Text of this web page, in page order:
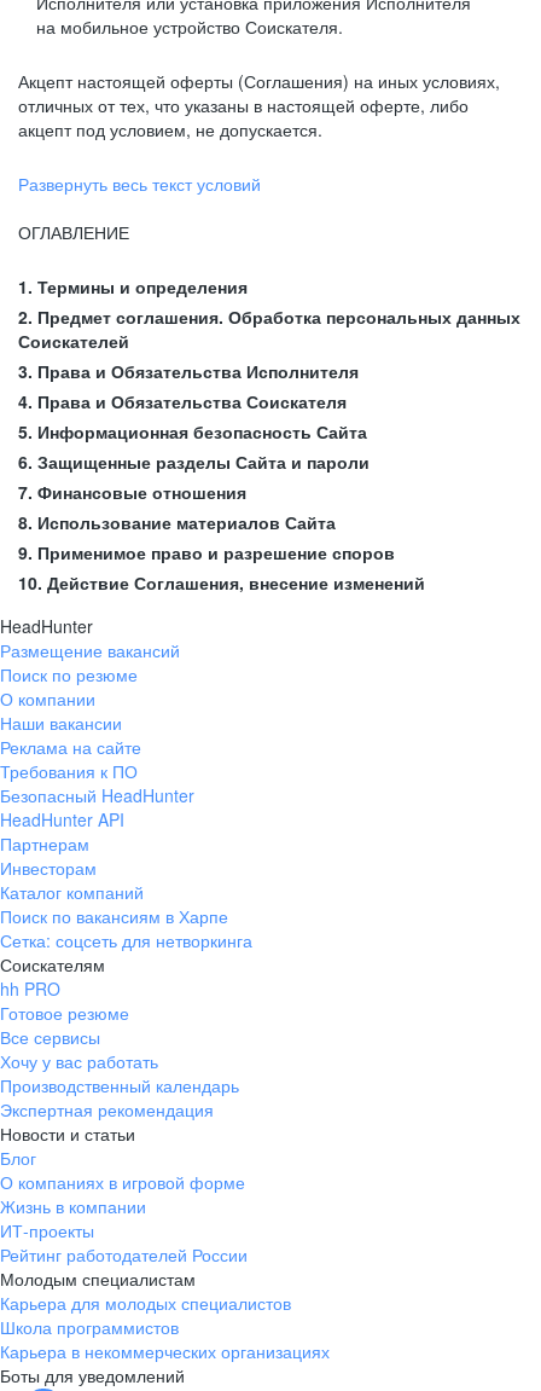
на мобильное устройство Соискателя.
Акцепт настоящей оферты (Соглашения) на иных условиях,
отличных от тех, что указаны в настоящей оферте, либо
акцепт под условием, не допускается.
Развернуть весь текст условий
ОГЛАВЛЕНИЕ
1. Термины и определения
2. Предмет соглашения. Обработка персональных данных
Соискателей
3. Права и Обязательства Исполнителя
4. Права и Обязательства Соискателя
5. Информационная безопасность Сайта
6. Защищенные разделы Сайта и пароли
7. Финансовые отношения
8. Использование материалов Сайта
9. Применимое право и разрешение споров
10. Действие Соглашения, внесение изменений
HeadHunter
Размещение вакансий
Поиск по резюме
О компании
Наши вакансии
Реклама на сайте
Требования к ПО
Безопасный HeadHunter
HeadHunter API
Партнерам
Инвесторам
Каталог компаний
Поиск по вакансиям в Харпе
Сетка: соцсеть для нетворкинга
Соискателям
hh PRO
Готовое резюме
Все сервисы
Хочу у вас работать
Производственный календарь
Экспертная рекомендация
Новости и статьи
Блог
О компаниях в игровой форме
Жизнь в компании
ИТ-проекты
Рейтинг работодателей России
Молодым специалистам
Карьера для молодых специалистов
Школа программистов
Карьера в некоммерческих организациях
Боты для уведомлений